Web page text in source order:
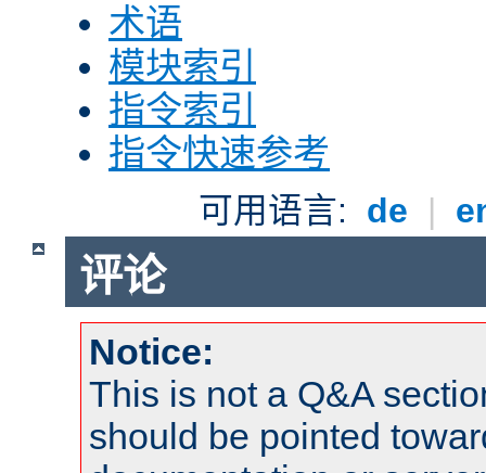
术语
模块索引
指令索引
指令快速参考
可用语言: de |
评论
Notice:
This is not a Q&A
should be pointed